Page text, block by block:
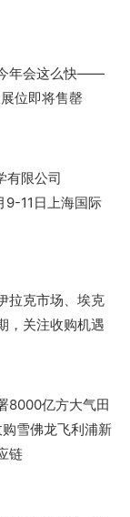
年会这么快——
位即将售罄
有限公司
9-11日上海国际
拉克市场、埃克
，关注收购机遇
8000亿方大气田
雪佛龙飞利浦新
链